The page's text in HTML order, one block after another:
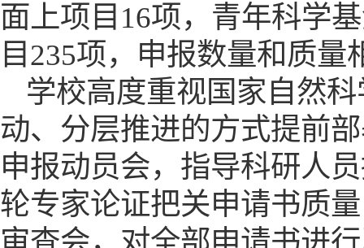
面上项目 16项，青年科学
目235项，申报数量和质量
学校高度重视国家自然
动、分层推进的方式提前
申报动员会， 指导科研人
轮专家论证把关申请书质